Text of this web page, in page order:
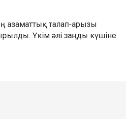
азаматтық талап-арызы
Үкім әлі заңды күшіне